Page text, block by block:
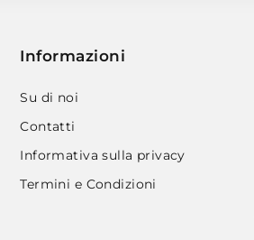
Informazioni
Su di noi
Contatti
Informativa sulla privacy
Termini e Condizioni